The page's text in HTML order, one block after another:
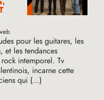
pour les guitares, les
et les tendances
intemporel. Tv
incarne cette
qui (…)